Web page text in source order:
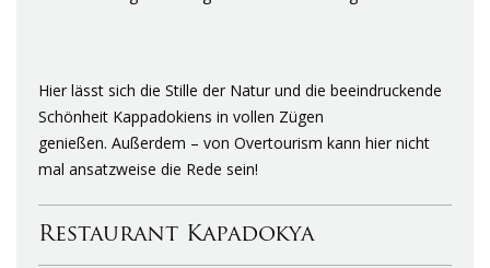
Hier lässt sich die Stille der Natur und die beeindruckende
Schönheit Kappadokiens in vollen Zügen
genießen. Außerdem – von Overtourism kann hier nicht
mal ansatzweise die Rede sein!
Restaurant Kapadokya